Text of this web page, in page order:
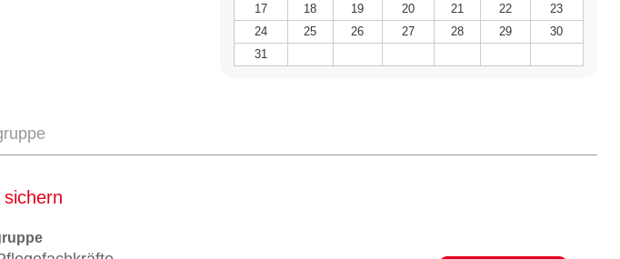
17
18 19 20 21 22
23
24
25 26 27 28 29
30
31